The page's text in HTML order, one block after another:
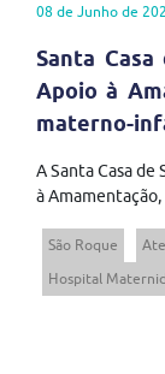
08 de Junho de
Santa
Apoio à
materno-
A Santa Casa de
à
São Roque
Hospital